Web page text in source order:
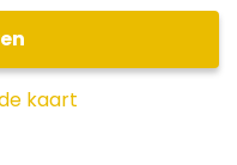
kaart